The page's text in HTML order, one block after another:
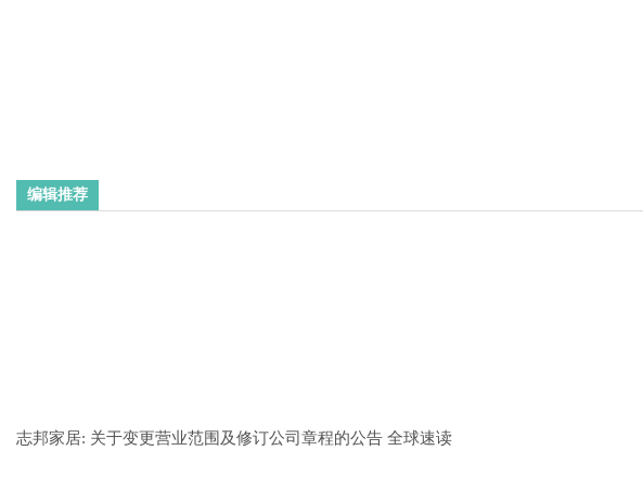
编辑推荐
志邦家居: 关于变更营业范围及修订公司章程的公告 全球速读